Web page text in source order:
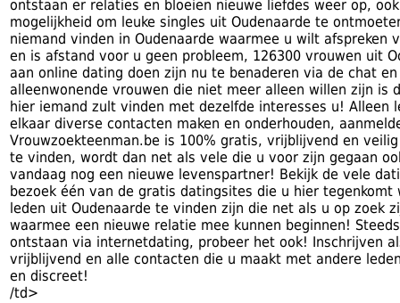
ontstaan er relaties en bloeien nieuwe liefdes weer op,
mogelijkheid om leuke singles uit Oudenaarde te
niemand vinden in Oudenaarde waarmee u wilt afspreken
en is afstand voor u geen probleem, 126300 vrouwen uit
aan online dating doen zijn nu te benaderen via de chat
alleenwonende vrouwen die niet meer alleen willen zijn is
hier iemand zult vinden met dezelfde interesses u! Alleen
elkaar diverse contacten maken en onderhouden,
Vrouwzoekteenman.be is 100% gratis, vrijblijvend en
te vinden, wordt dan net als vele die u voor zijn gegaan
vandaag nog een nieuwe levenspartner! Bekijk de vele
bezoek één van de gratis datingsites die u hier tegenkomt
leden uit Oudenaarde te vinden zijn die net als u op zoek
waarmee een nieuwe relatie mee kunnen beginnen!
ontstaan via internetdating, probeer het ook! Inschrijven
vrijblijvend en alle contacten die u maakt met andere
en discreet!
/td>